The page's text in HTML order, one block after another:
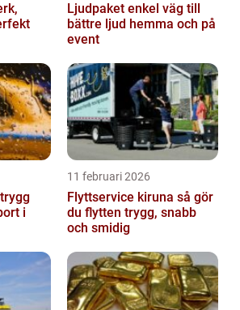
Ljudpaket enkel väg till
bättre ljud hemma och på
event
i
11 februari 2026
Flyttservice kiruna så gör
du flytten trygg, snabb
och smidig